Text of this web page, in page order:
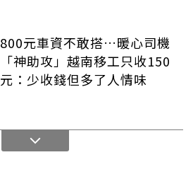
800元車資不敢搭…暖心司機
「神助攻」越南移工只收150
元：少收錢但多了人情味